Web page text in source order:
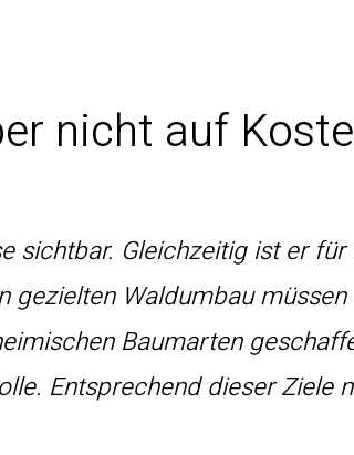
nicht auf
sichtbar. Gleichzeitig ist er
gezielten Waldumbau
Baumarten
Entsprechend dieser Ziele